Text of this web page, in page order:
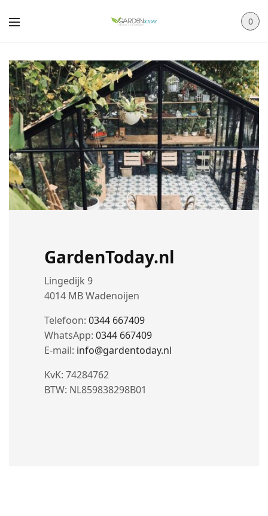
0
GardenToday.nl
Lingedijk 9
4014 MB Wadenoijen
Telefoon: 0344 667409
WhatsApp: 0344 667409
E-mail: info@gardentoday.nl
KvK: 74284762
BTW: NL859838298B01